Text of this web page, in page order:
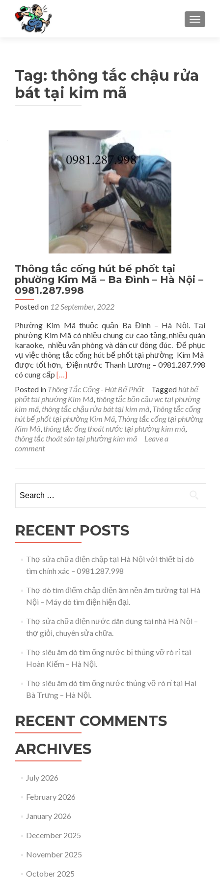
Tag: thông tắc chậu rửa
bát tại kim mã
Thông tắc cống hút bể phốt tại
phường Kim Mã – Ba Đình – Hà Nội –
0981.287.998
Posted on 12 September, 2022
Phường Kim Mã thuộc quận Ba Đình – Hà Nội. Tại
phường Kim Mã có nhiều chung cư cao tầng, nhiều quán
karaoke, nhiều văn phòng và dân cư đông đúc. Để phục
vụ việc thông tắc cống hút bể phốt tại phường Kim Mã
được tốt hơn, Điện nước Thanh Lương – 0981.287.998
có cung cấp Read
about
Thông
tắc
cống
hút
bể
Kim
–
Hà
–
0981.287.998
[…]
Posted in Thông Tắc Cống - Hút Bể Phốt Tagged hút bể
phốt tại phường Kim Mã, thông tắc bồn cầu wc tại phường
kim mã, thông tắc chậu rửa bát tại kim mã, Thông tắc cống
hút bể phốt tại phường Kim Mã, Thông tắc cống tại phường
Kim Mã, thông tắc ống thoát nước tại phường kim mã,
thông tắc thoát sàn tại phường kim mã
Leave a
comment
RECENT POSTS
Thợ sửa chữa điện chập tại Hà Nội với thiết bị dò
tìm chính xác – 0981.287.998
Thợ dò tìm điểm chập điện âm nền âm tường tại Hà
Nội – Máy dò tìm điện hiện đại.
Thợ sửa chữa điện nước dân dụng tại nhà Hà Nội –
thợ giỏi, chuyên sửa chữa.
Thợ siêu âm dò tìm ống nước bị thủng vỡ rò rỉ tại
Hoàn Kiếm – Hà Nội.
Thợ siêu âm dò tìm ống nước thủng vỡ rò rỉ tại Hai
Bà Trưng – Hà Nội.
RECENT COMMENTS
ARCHIVES
July 2026
February 2026
January 2026
December 2025
November 2025
October 2025